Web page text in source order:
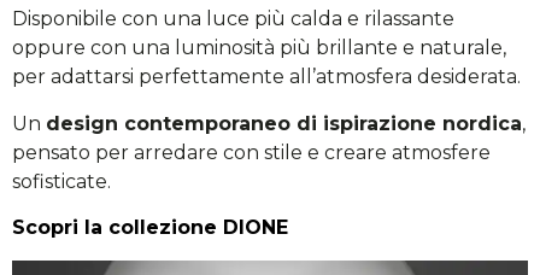
Disponibile con una luce più calda e rilassante
oppure con una luminosità più brillante e naturale,
per adattarsi perfettamente all’atmosfera desiderata.
Un design contemporaneo di ispirazione nordica,
pensato per arredare con stile e creare atmosfere
sofisticate.
Scopri la collezione DIONE